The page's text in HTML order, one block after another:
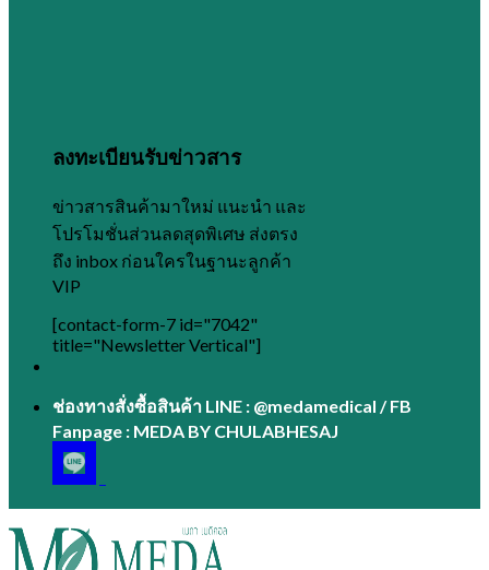
ลงทะเบียนรับข่าวสาร
ข่าวสารสินค้ามาใหม่ แนะนำ และ
โปรโมชั่นส่วนลดสุดพิเศษ ส่งตรง
ถึง inbox ก่อนใครในฐานะลูกค้า
VIP
[contact-form-7 id="7042"
title="Newsletter Vertical"]
ช่องทางสั่งซื้อสินค้า LINE : @medamedical / FB
Fanpage : MEDA BY CHULABHESAJ